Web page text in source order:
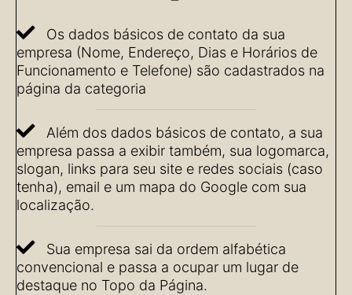
Os dados básicos de contato da sua
empresa (Nome, Endereço, Dias e Horários de
Funcionamento e Telefone) são cadastrados na
página da categoria
Além dos dados básicos de contato, a sua
empresa passa a exibir também, sua logomarca,
slogan, links para seu site e redes sociais (caso
tenha), email e um mapa do Google com sua
localização.
Sua empresa sai da ordem alfabética
convencional e passa a ocupar um lugar de
destaque no Topo da Página.